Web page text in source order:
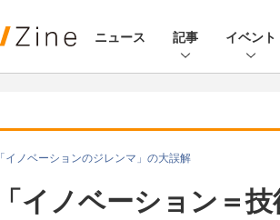
ニュース 記事 イベント
「イノベーションのジレンマ」の大誤解
「イノベーション＝